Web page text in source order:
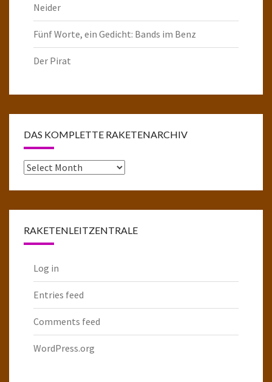
Neider
Fünf Worte, ein Gedicht: Bands im Benz
Der Pirat
DAS KOMPLETTE RAKETENARCHIV
Das
RAKETENLEITZENTRALE
Log in
Entries feed
Comments feed
WordPress.org